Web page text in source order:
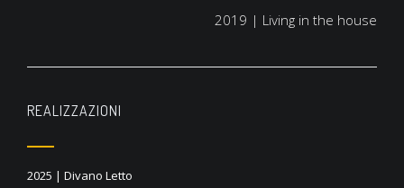
2019 | Living in the house
REALIZZAZIONI
2025 | Divano Letto